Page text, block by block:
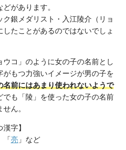
があります。
銀メダリスト・入江陵介（リョ
たことがあるのではないでしょ
ウコ」のように女の子の名前とし
もつ力強いイメージが男の子を
名前にはあまり使われないようで
でも「陵」を使った女の子の名前
ん。
字】
「亮」など